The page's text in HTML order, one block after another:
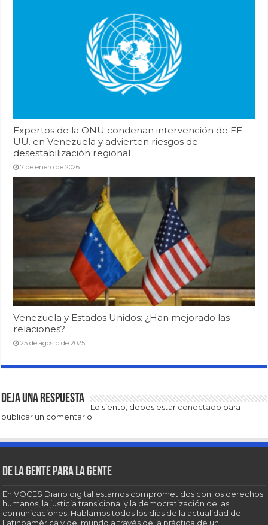
Expertos de la ONU condenan intervención de EE.
UU. en Venezuela y advierten riesgos de
desestabilización regional
7 de enero de 2026
Venezuela y Estados Unidos: ¿Han mejorado las
relaciones?
25 de agosto de 2025
Deja una respuesta
Lo siento, debes estar conectado para
publicar un comentario.
De la gente para la gente
En VOCES Diario digital estamos comprometidos con los derechos
humanos, la justicia transicional y la democratización de las
comunicaciones. Hablamos todos los días de la actualidad de
Latinoamérica y del mundo a través de la práctica de un